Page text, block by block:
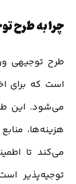
چرا به طرح
طرح توجیهی
است که برای
می‌شود. این
هزینه‌ها،
می‌کند تا
توجیه‌پذیر